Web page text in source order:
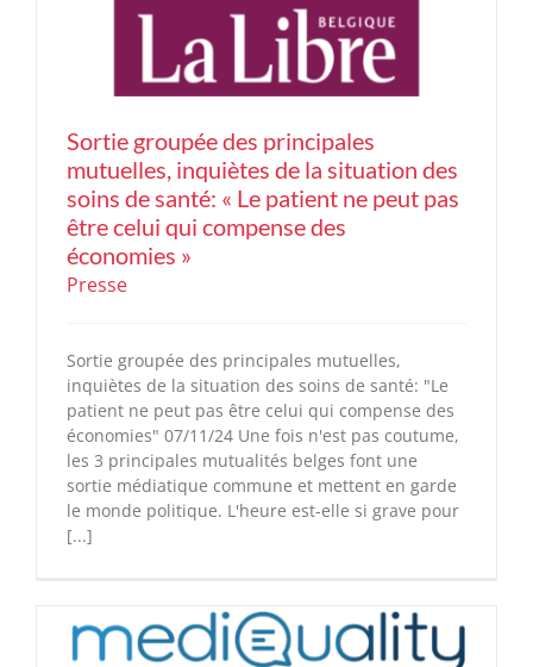
Sortie groupée des principales
mutuelles, inquiètes de la situation des
soins de santé: « Le patient ne peut pas
être celui qui compense des
économies »
Presse
Sortie groupée des principales mutuelles,
inquiètes de la situation des soins de santé: "Le
patient ne peut pas être celui qui compense des
économies" 07/11/24 Une fois n'est pas coutume,
les 3 principales mutualités belges font une
sortie médiatique commune et mettent en garde
le monde politique. L'heure est-elle si grave pour
[...]